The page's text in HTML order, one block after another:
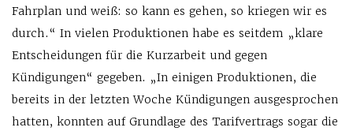
Fahrplan und weiß: so kann es gehen, so kriegen wir es
durch.“ In vielen Produktionen habe es seitdem „klare
Entscheidungen für die Kurzarbeit und gegen
Kündigungen“ gegeben. „In einigen Produktionen, die
bereits in der letzten Woche Kündigungen ausgesprochen
hatten, konnten auf Grundlage des Tarifvertrags sogar die